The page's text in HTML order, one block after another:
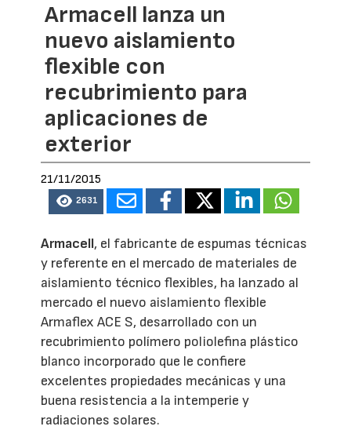
Armacell lanza un
nuevo aislamiento
flexible con
recubrimiento para
aplicaciones de
exterior
21/11/2015
2631
Armacell, el fabricante de espumas técnicas
y referente en el mercado de materiales de
aislamiento técnico flexibles, ha lanzado al
mercado el nuevo aislamiento flexible
Armaflex ACE S, desarrollado con un
recubrimiento polímero poliolefina plástico
blanco incorporado que le confiere
excelentes propiedades mecánicas y una
buena resistencia a la intemperie y
radiaciones solares.